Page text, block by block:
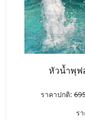
หัวน้ำพุฟ
ราคาปกติ:
ร